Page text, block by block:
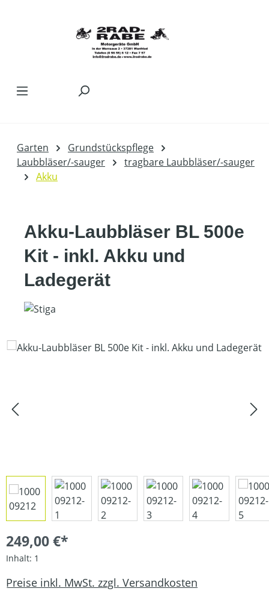
Garten
Grundstückspflege
Laubbläser/-sauger
tragbare Laubbläser/-sauger
Akku
Akku-Laubbläser BL 500e
Kit - inkl. Akku und
Ladegerät
Bildergalerie überspringen
249,00 €*
Inhalt: 1
Preise inkl. MwSt. zzgl. Versandkosten